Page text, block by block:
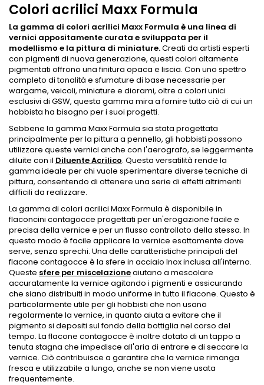
Colori acrilici Maxx Formula
La gamma di colori acrilici Maxx Formula è una linea di
vernici appositamente curata e sviluppata per il
modellismo e la pittura di miniature.Creati da artisti esperti
con pigmenti di nuova generazione, questi colori altamente
pigmentati offrono una finitura opaca e liscia. Con uno spettro
completo di tonalità e sfumature di base necessarie per
wargame, veicoli, miniature e diorami, oltre a colori unici
esclusivi di GSW, questa gamma mira a fornire tutto ciò di cui un
hobbista ha bisogno per i suoi progetti.
Sebbene la gamma Maxx Formula sia stata progettata
principalmente per la pittura a pennello, gli hobbisti possono
utilizzare queste vernici anche con l'aerografo, se leggermente
diluite con il Diluente Acrilico. Questa versatilità rende la
gamma ideale per chi vuole sperimentare diverse tecniche di
pittura, consentendo di ottenere una serie di effetti altrimenti
difficili da realizzare.
La gamma di colori acrilici Maxx Formula è disponibile in
flaconcini contagocce progettati per un'erogazione facile e
precisa della vernice e per un flusso controllato della stessa. In
questo modo è facile applicare la vernice esattamente dove
serve, senza sprechi. Una delle caratteristiche principali del
flacone contagocce è la sfere in acciaio Inox inclusa all'interno.
Queste sfere per miscelazioneaiutano a mescolare
accuratamente la vernice agitando i pigmenti e assicurando
che siano distribuiti in modo uniforme in tutto il flacone. Questo è
particolarmente utile per gli hobbisti che non usano
regolarmente la vernice, in quanto aiuta a evitare che il
pigmento si depositi sul fondo della bottiglia nel corso del
tempo. La flacone contagocce è inoltre dotato di un tappo a
tenuta stagna che impedisce all'aria di entrare e di seccare la
vernice. Ciò contribuisce a garantire che la vernice rimanga
fresca e utilizzabile a lungo, anche se non viene usata
frequentemente.